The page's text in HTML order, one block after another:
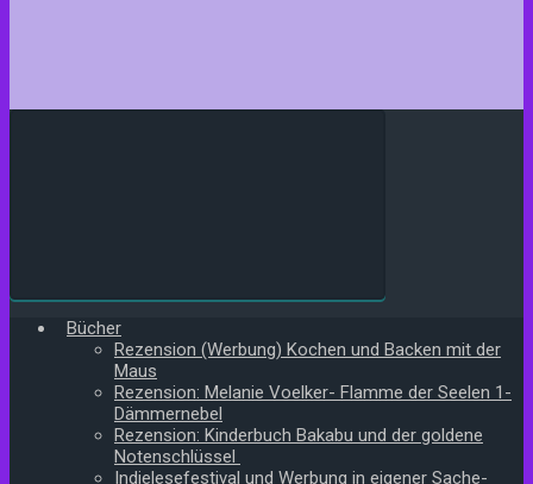
Bücher
Rezension (Werbung) Kochen und Backen mit der
Maus
Rezension: Melanie Voelker- Flamme der Seelen 1-
Dämmernebel
Rezension: Kinderbuch Bakabu und der goldene
Notenschlüssel
Indielesefestival und Werbung in eigener Sache-